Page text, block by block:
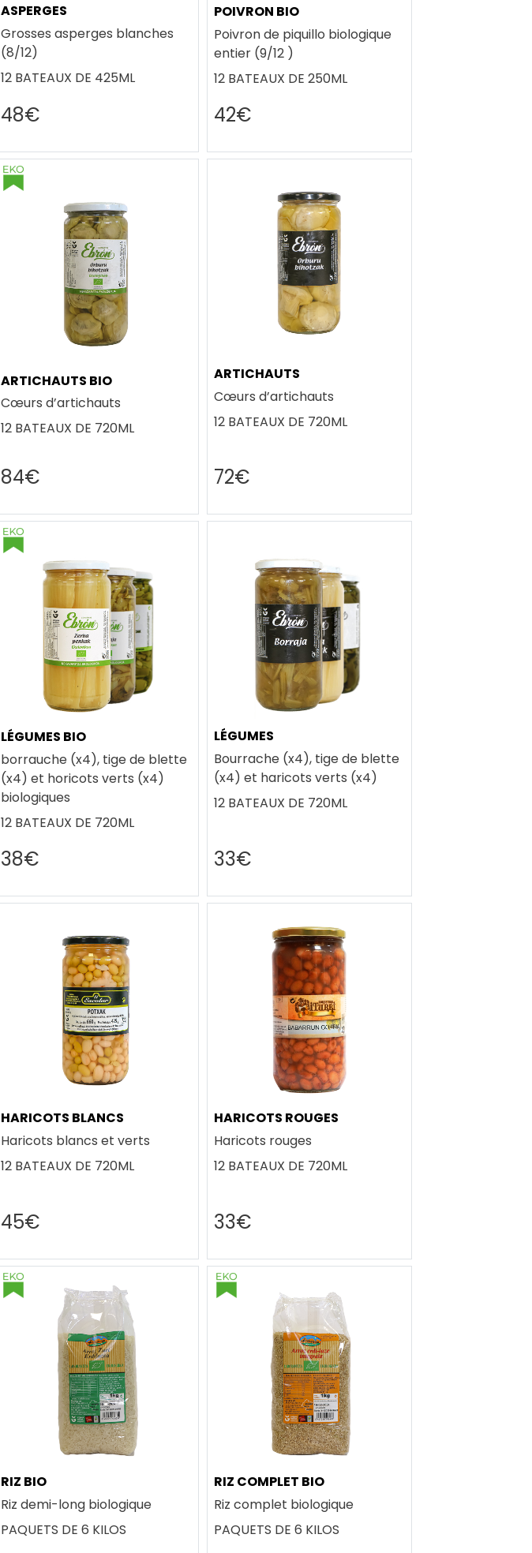
ASPERGES
Grosses asperges blanches
(8/12)
12 BATEAUX DE 425ML
48€
POIVRON BIO
Poivron de piquillo biologique
entier (9/12 )
12 BATEAUX DE 250ML
42€
ARTICHAUTS BIO
Cœurs d’artichauts
12 BATEAUX DE 720ML
84€
ARTICHAUTS
Cœurs d’artichauts
12 BATEAUX DE 720ML
72€
LÉGUMES BIO
borrauche (x4), tige de blette
(x4) et horicots verts (x4)
biologiques
12 BATEAUX DE 720ML
38€
LÉGUMES
Bourrache (x4), tige de blette
(x4) et haricots verts (x4)
12 BATEAUX DE 720ML
33€
HARICOTS BLANCS
Haricots blancs et verts
12 BATEAUX DE 720ML
45€
HARICOTS ROUGES
Haricots rouges
12 BATEAUX DE 720ML
33€
RIZ BIO
Riz demi-long biologique
PAQUETS DE 6 KILOS
RIZ COMPLET BIO
Riz complet biologique
PAQUETS DE 6 KILOS